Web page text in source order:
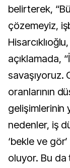
belirterek,
çözemeyiz,
açıklamada,
savaşıyoruz.
oranlarının
gelişimlerinin
nedenler, iş
‘bekle ve
oluyor. Bu